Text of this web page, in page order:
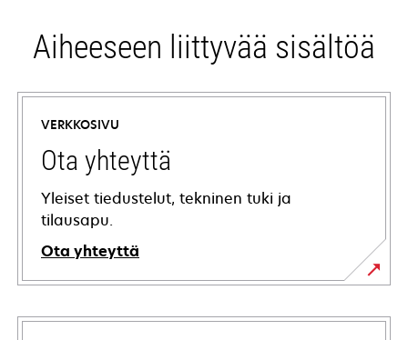
Aiheeseen liittyvää sisältöä
VERKKOSIVU
Ota yhteyttä
Yleiset tiedustelut, tekninen tuki ja
tilausapu.
Ota yhteyttä